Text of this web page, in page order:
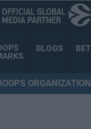
BLOGS BET
ORGANIZATION